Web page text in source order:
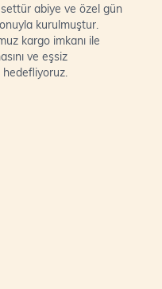
abiye ve özel gün
kurulmuştur.
kargo imkanı ile
ve eşsiz
hedefliyoruz.